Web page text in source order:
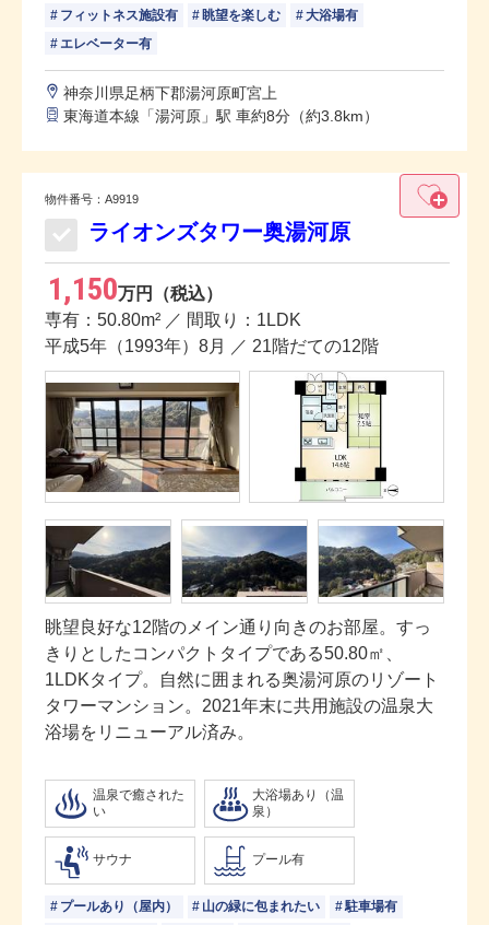
フィットネス施設有
眺望を楽しむ
大浴場有
エレベーター有
神奈川県足柄下郡湯河原町宮上
東海道本線「湯河原」駅 車約8分（約3.8km）
物件番号：A9919
ライオンズタワー奥湯河原
1,150万円（税込）
専有：50.80m² ／ 間取り：1LDK
平成5年（1993年）8月 ／ 21階だての12階
眺望良好な12階のメイン通り向きのお部屋。すっ
きりとしたコンパクトタイプである50.80㎡、
1LDKタイプ。自然に囲まれる奥湯河原のリゾート
タワーマンション。2021年末に共用施設の温泉大
浴場をリニューアル済み。
温泉で癒された
い
大浴場あり（温
泉）
サウナ プール有
プールあり（屋内） 山の緑に包まれたい 駐車場有